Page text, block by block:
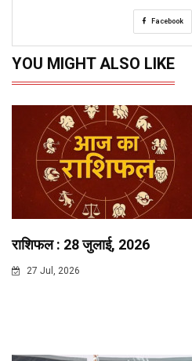
Facebook
YOU MIGHT ALSO LIKE
राशिफल : 28 जुलाई, 2026
27 Jul, 2026